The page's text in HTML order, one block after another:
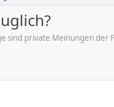
sind private Meinungen